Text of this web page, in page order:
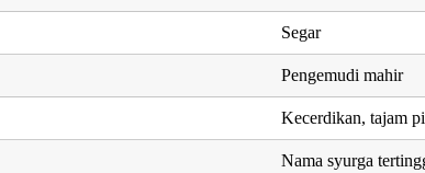
Segar
Pengemudi mahir
Kecerdikan, tajam
Nama syurga